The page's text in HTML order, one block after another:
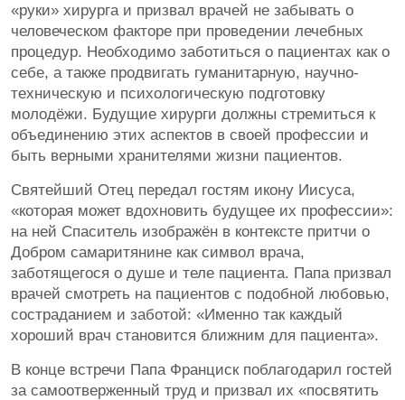
«руки» хирурга и призвал врачей не забывать о
человеческом факторе при проведении лечебных
процедур. Необходимо заботиться о пациентах как о
себе, а также продвигать гуманитарную, научно-
техническую и психологическую подготовку
молодёжи. Будущие хирурги должны стремиться к
объединению этих аспектов в своей профессии и
быть верными хранителями жизни пациентов.
Святейший Отец передал гостям икону Иисуса,
«которая может вдохновить будущее их профессии»:
на ней Спаситель изображён в контексте притчи о
Добром самаритянине как символ врача,
заботящегося о душе и теле пациента. Папа призвал
врачей смотреть на пациентов с подобной любовью,
состраданием и заботой: «Именно так каждый
хороший врач становится ближним для пациента».
В конце встречи Папа Франциск поблагодарил гостей
за самоотверженный труд и призвал их «посвятить